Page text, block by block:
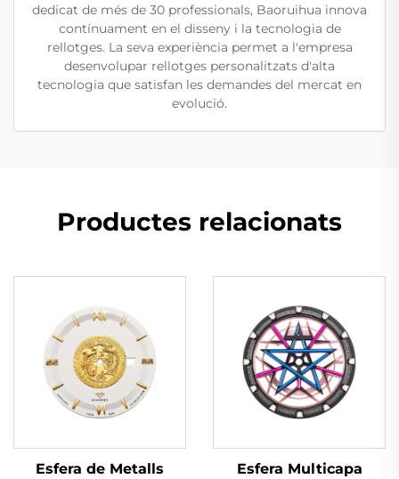
dedicat de més de 30 professionals, Baoruihua innova
contínuament en el disseny i la tecnologia de
rellotges. La seva experiència permet a l'empresa
desenvolupar rellotges personalitzats d'alta
tecnologia que satisfan les demandes del mercat en
evolució.
Productes relacionats
Esfera de Metalls
Esfera Multicapa